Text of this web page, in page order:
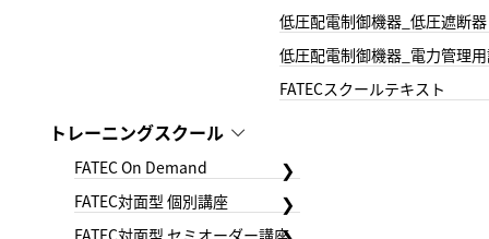
低圧配電制御機器_低圧遮断器
低圧配電制御機器_電力管理
FATECスクールテキスト
トレーニングスクール
FATEC On Demand
FATEC対面型 個別講座
FATEC対面型 セミオーダー講座